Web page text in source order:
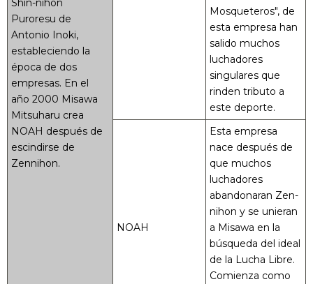
Shin-nihon
Puroresu de
Antonio Inoki,
estableciendo la
época de dos
empresas. En el
año 2000 Misawa
Mitsuharu crea
NOAH después de
escindirse de
Zennihon.
Mosqueteros", de
esta empresa han
salido muchos
luchadores
singulares que
rinden tributo a
este deporte.
NOAH
Esta empresa
nace después de
que muchos
luchadores
abandonaran Zen-
nihon y se unieran
a Misawa en la
búsqueda del ideal
de la Lucha Libre.
Comienza como